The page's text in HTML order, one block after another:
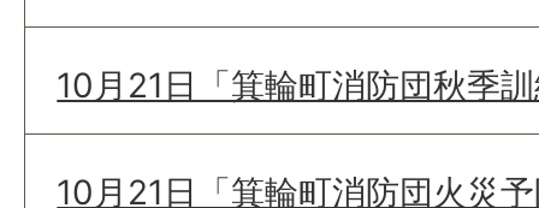
10月21日「箕輪町消防団秋季
10月21日「箕輪町消防団火災